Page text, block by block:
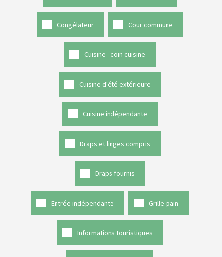
Congélateur Cour commune
Cuisine - coin cuisine
Cuisine d'été extérieure
Cuisine indépendante
Draps et linges compris
Draps fournis
Entrée indépendante Grille-pain
Informations touristiques